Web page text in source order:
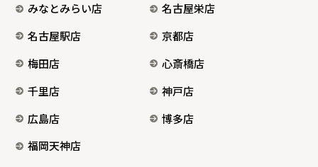
みなとみらい店
名古屋栄店
名古屋駅店
京都店
梅田店
心斎橋店
千里店
神戸店
広島店
博多店
福岡天神店